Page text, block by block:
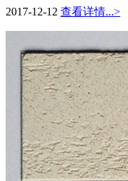
2017-12-12 查看详情...>